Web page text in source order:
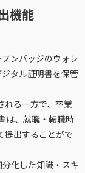
機能
ンバッジのウォレ
タル証明書を保管
れる一方で、卒業
は、就職・転職時
提出することがで
化した知識・スキ